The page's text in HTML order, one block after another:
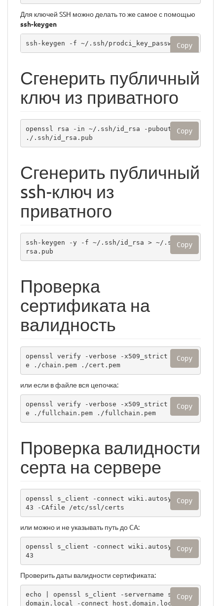
Для ключей SSH можно делать то же самое с помощью
ssh-keygen
ssh-keygen -f ~/.ssh/prodci_key_passwd -p
Copy
Сгенерить публичный
ключ из приватного
openssl rsa -in ~/.ssh/id_rsa -pubout -out
./.ssh/id_rsa.pub
Copy
Сгенерить публичный
ssh-ключ из
приватного
ssh-keygen -y -f ~/.ssh/id_rsa > ~/.ssh/id_
rsa.pub
Copy
Проверка
сертификата на
валидность
openssl verify -verbose -x509_strict -CAfil
e ./chain.pem ./cert.pem
Copy
или если в файле вся цепочка:
openssl verify -verbose -x509_strict -CAfil
e ./fullchain.pem ./fullchain.pem
Copy
Проверка валидности
серта на сервере
openssl s_client -connect wiki.autosys.tk:4
43 -CAfile /etc/ssl/certs
Copy
или можно и не указывать путь до CA:
openssl s_client -connect wiki.autosys.tk:4
43
Copy
Проверить даты валидности сертификата:
echo | openssl s_client -servername server.
domain.local -connect host.domain.local:443
Copy